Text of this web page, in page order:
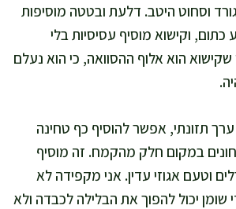
וסחוט היטב. דלעת ובטטה מוסיפות
וקישוא מוסיף עסיסיות בלי
שקישוא הוא אלוף ההסוואה, כי הוא נעלם
תזונתי, אפשר להוסיף כף טחינה
במקום חלק מהקמח. זה מוסיף
וטעם אגוזי עדין. אני מקפידה לא
שומן יכול להפוך את הבלילה לכבדה ולא